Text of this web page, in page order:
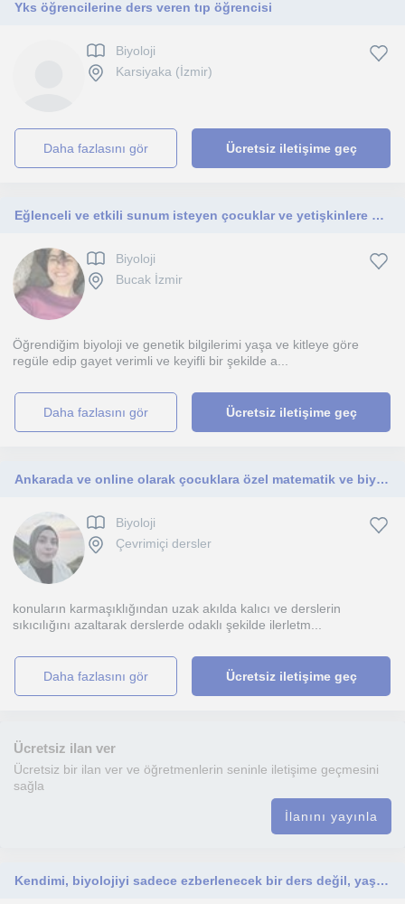
Yks öğrencilerine ders veren tıp öğrencisi
Biyoloji
Karsiyaka (İzmir)
daha fazlasını gör Ücretsiz iletişime geç
Eğlenceli ve etkili sunum isteyen çocuklar ve yetişkinlere Biyoloji ve İngilizce ders vermeye hazırım. Ve hatta basketbol bile...
Biyoloji
Bucak İzmir
Öğrendiğim biyoloji ve genetik bilgilerimi yaşa ve kitleye göre
regüle edip gayet verimli ve keyifli bir şekilde a...
daha fazlasını gör Ücretsiz iletişime geç
Ankarada ve online olarak çocuklara özel matematik ve biyoloji dersi vermekteyim 1 sene deneyim fırsatım oldu
Biyoloji
Çevrimiçi dersler
konuların karmaşıklığından uzak akılda kalıcı ve derslerin
sıkıcılığını azaltarak derslerde odaklı şekilde ilerletm...
daha fazlasını gör Ücretsiz iletişime geç
Ücretsiz ilan ver
Ücretsiz bir ilan ver ve öğretmenlerin seninle iletişime geçmesini
sağla
İlanını yayınla
Kendimi, biyolojiyi sadece ezberlenecek bir ders değil, yaşamın temel mekanizmalarını anlamaya yönelik bir düşünme alanı olarak ak